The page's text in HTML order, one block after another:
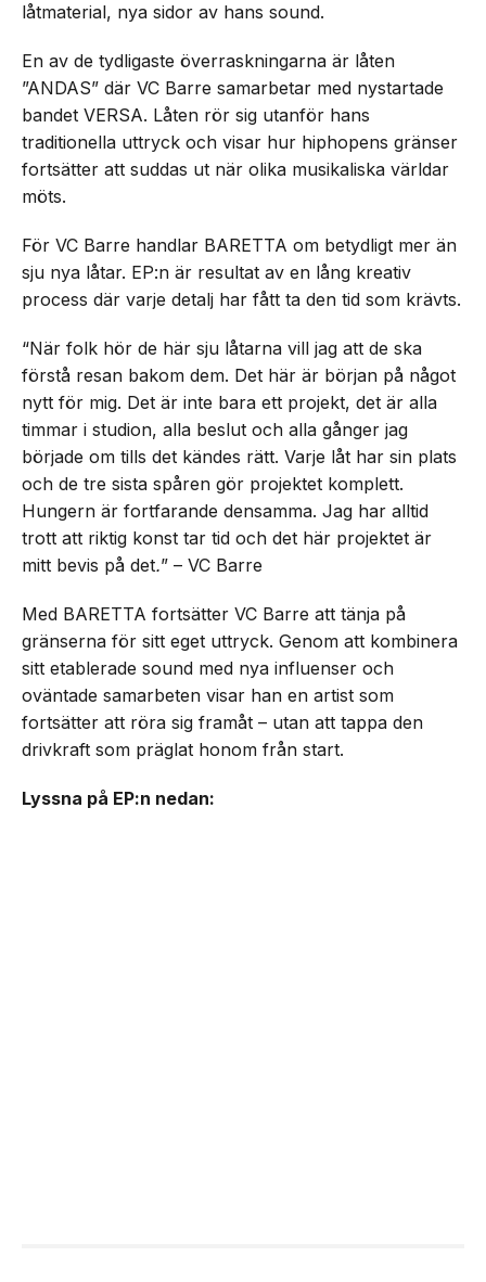
låtmaterial, nya sidor av hans sound.
En av de tydligaste överraskningarna är låten
”ANDAS” där VC Barre samarbetar med nystartade
bandet VERSA. Låten rör sig utanför hans
traditionella uttryck och visar hur hiphopens gränser
fortsätter att suddas ut när olika musikaliska världar
möts.
För VC Barre handlar BARETTA om betydligt mer än
sju nya låtar. EP:n är resultat av en lång kreativ
process där varje detalj har fått ta den tid som krävts.
“När folk hör de här sju låtarna vill jag att de ska
förstå resan bakom dem. Det här är början på något
nytt för mig. Det är inte bara ett projekt, det är alla
timmar i studion, alla beslut och alla gånger jag
började om tills det kändes rätt. Varje låt har sin plats
och de tre sista spåren gör projektet komplett.
Hungern är fortfarande densamma. Jag har alltid
trott att riktig konst tar tid och det här projektet är
mitt bevis på det.” – VC Barre
Med BARETTA fortsätter VC Barre att tänja på
gränserna för sitt eget uttryck. Genom att kombinera
sitt etablerade sound med nya influenser och
oväntade samarbeten visar han en artist som
fortsätter att röra sig framåt – utan att tappa den
drivkraft som präglat honom från start.
Lyssna på EP:n nedan: